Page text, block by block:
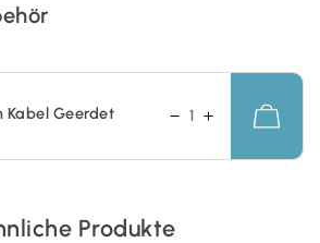
Kabel Geerdet
Produkte